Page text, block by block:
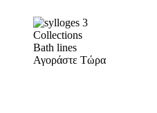
Collections
Bath lines
Αγοράστε Τώρα